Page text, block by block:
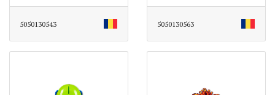
5050130543 5050130563